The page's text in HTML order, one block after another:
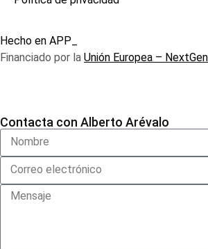
Hecho en APP_
Financiado por la Unión Europea –
Contacta con Alberto Arévalo